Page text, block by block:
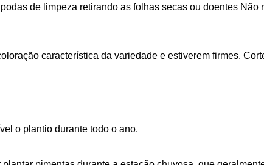
de limpeza retirando as folhas secas ou doentes Não
característica da variedade e estiverem firmes.
o plantio durante todo o ano.